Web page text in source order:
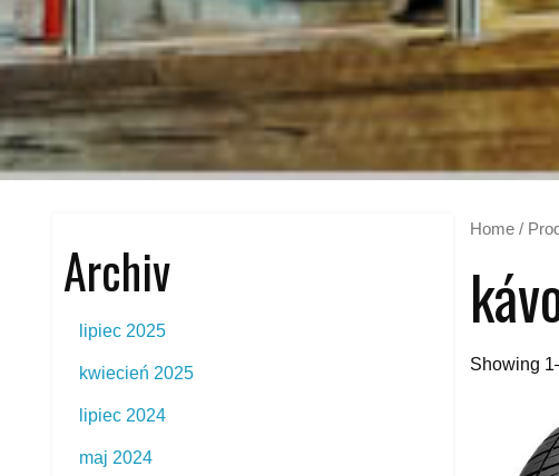
Home /
Showing
Archiv
lipiec 2025
kwiecień 2025
lipiec 2024
maj 2024